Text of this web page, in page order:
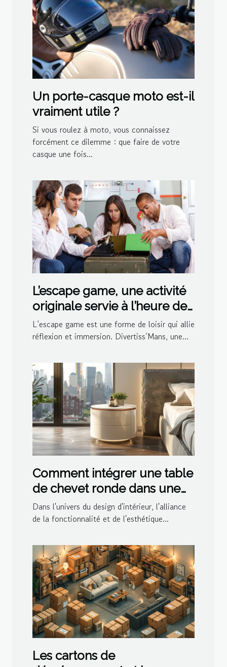
Un porte-casque moto est-il
vraiment utile ?
Si vous roulez à moto, vous connaissez
forcément ce dilemme : que faire de votre
casque une fois...
L’escape game, une activité
originale servie à l’heure de
l’apéro par Divertiss’Mans
L’escape game est une forme de loisir qui allie
réflexion et immersion. Divertiss’Mans, une...
Comment intégrer une table
de chevet ronde dans une
décoration moderne
Dans l'univers du design d'intérieur, l'alliance
de la fonctionnalité et de l'esthétique...
Les cartons de